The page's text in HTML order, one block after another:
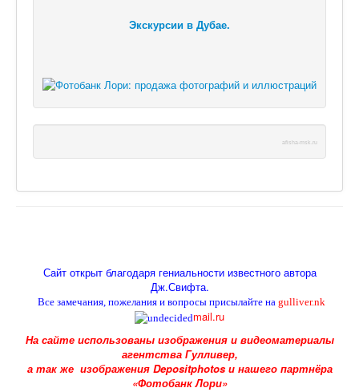
Экскурсии в Дубае.
afisha-msk.ru
Сайт открыт благодаря гениальности известного автора
Дж.Свифта.
Все замечания, пожелания и вопросы присылайте на gulliver.nk
mail.ru
На сайте использованы изображения и видеоматериалы
агентства Гулливер,
а так же изображения Depositphotos и нашего партнёра
«Фотобанк Лори»